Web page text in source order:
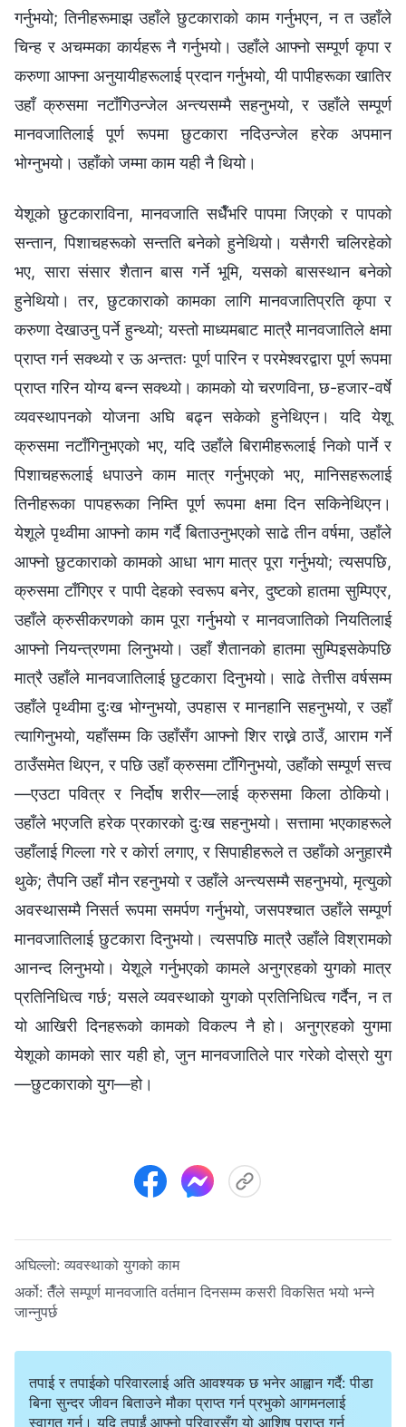
गर्नुभयो; तिनीहरूमाझ उहाँले छुटकाराको काम गर्नुभएन, न त उहाँले
चिन्ह र अचम्मका कार्यहरू नै गर्नुभयो। उहाँले आफ्नो सम्पूर्ण कृपा र
करुणा आफ्ना अनुयायीहरूलाई प्रदान गर्नुभयो, यी पापीहरूका खातिर
उहाँ क्रुसमा नटाँगिउन्जेल अन्त्यसम्मै सहनुभयो, र उहाँले सम्पूर्ण
मानवजातिलाई पूर्ण रूपमा छुटकारा नदिउन्जेल हरेक अपमान
भोग्नुभयो। उहाँको जम्मा काम यही नै थियो।
येशूको छुटकाराविना, मानवजाति सधैँभरि पापमा जिएको र पापको
सन्तान, पिशाचहरूको सन्तति बनेको हुनेथियो। यसैगरी चलिरहेको
भए, सारा संसार शैतान बास गर्ने भूमि, यसको बासस्थान बनेको
हुनेथियो। तर, छुटकाराको कामका लागि मानवजातिप्रति कृपा र
करुणा देखाउनु पर्ने हुन्थ्यो; यस्तो माध्यमबाट मात्रै मानवजातिले क्षमा
प्राप्त गर्न सक्थ्यो र ऊ अन्ततः पूर्ण पारिन र परमेश्‍वरद्वारा पूर्ण रूपमा
प्राप्त गरिन योग्य बन्न सक्थ्यो। कामको यो चरणविना, छ-हजार-वर्षे
व्यवस्थापनको योजना अघि बढ्न सकेको हुनेथिएन। यदि येशू
क्रुसमा नटाँगिनुभएको भए, यदि उहाँले बिरामीहरूलाई निको पार्ने र
पिशाचहरूलाई धपाउने काम मात्र गर्नुभएको भए, मानिसहरूलाई
तिनीहरूका पापहरूका निम्ति पूर्ण रूपमा क्षमा दिन सकिनेथिएन।
येशूले पृथ्वीमा आफ्नो काम गर्दै बिताउनुभएको साढे तीन वर्षमा, उहाँले
आफ्नो छुटकाराको कामको आधा भाग मात्र पूरा गर्नुभयो; त्यसपछि,
क्रुसमा टाँगिएर र पापी देहको स्वरूप बनेर, दुष्टको हातमा सुम्पिएर,
उहाँले क्रुसीकरणको काम पूरा गर्नुभयो र मानवजातिको नियतिलाई
आफ्नो नियन्त्रणमा लिनुभयो। उहाँ शैतानको हातमा सुम्पिइसकेपछि
मात्रै उहाँले मानवजातिलाई छुटकारा दिनुभयो। साढे तेत्तीस वर्षसम्म
उहाँले पृथ्वीमा दुःख भोग्नुभयो, उपहास र मानहानि सहनुभयो, र उहाँ
त्यागिनुभयो, यहाँसम्म कि उहाँसँग आफ्नो शिर राख्ने ठाउँ, आराम गर्ने
ठाउँसमेत थिएन, र पछि उहाँ क्रुसमा टाँगिनुभयो, उहाँको सम्पूर्ण सत्त्व
—एउटा पवित्र र निर्दोष शरीर—लाई क्रुसमा किला ठोकियो।
उहाँले भएजति हरेक प्रकारको दुःख सहनुभयो। सत्तामा भएकाहरूले
उहाँलाई गिल्ला गरे र कोर्रा लगाए, र सिपाहीहरूले त उहाँको अनुहारमै
थुके; तैपनि उहाँ मौन रहनुभयो र उहाँले अन्त्यसम्मै सहनुभयो, मृत्युको
अवस्थासम्मै निसर्त रूपमा समर्पण गर्नुभयो, जसपश्चात उहाँले सम्पूर्ण
मानवजातिलाई छुटकारा दिनुभयो। त्यसपछि मात्रै उहाँले विश्रामको
आनन्द लिनुभयो। येशूले गर्नुभएको कामले अनुग्रहको युगको मात्र
प्रतिनिधित्व गर्छ; यसले व्यवस्थाको युगको प्रतिनिधित्व गर्दैन, न त
यो आखिरी दिनहरूको कामको विकल्प नै हो। अनुग्रहको युगमा
येशूको कामको सार यही हो, जुन मानवजातिले पार गरेको दोस्रो युग
—छुटकाराको युग—हो।
अघिल्लो: व्यवस्थाको युगको काम
अर्को: तैँले सम्पूर्ण मानवजाति वर्तमान दिनसम्म कसरी विकसित भयो भन्‍ने
जान्‍नुपर्छ
तपाई र तपाईको परिवारलाई अति आवश्यक छ भनेर आह्वान गर्दै: पीडा
बिना सुन्दर जीवन बिताउने मौका प्राप्त गर्न प्रभुको आगमनलाई
स्वागत गर्नु। यदि तपाईं आफ्नो परिवारसँग यो आशिष प्राप्त गर्न